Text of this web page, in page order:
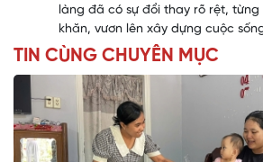
làng đã có sự đổi thay rõ rệt,
khăn, vươn lên xây dựng cuộc
TIN CÙNG CHUYÊN MỤC